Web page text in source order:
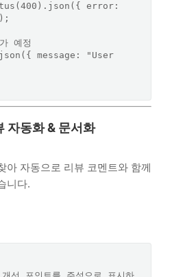
( 400 ). json ({ error
예정
json ({ message :
"User
자동화 & 문서화
아 자동으로 리뷰 코멘트와 함께
니다.